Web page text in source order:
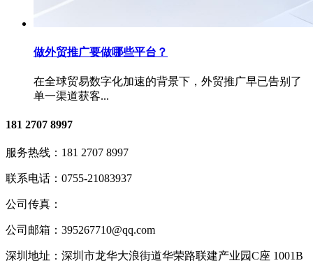
做外贸推广要做哪些平台？
在全球贸易数字化加速的背景下，外贸推广早已告别了
单一渠道获客...
181 2707 8997
服务热线： 181 2707 8997
联系电话： 0755-21083937
公司传真：
公司邮箱： 395267710@qq.com
深圳地址： 深圳市龙华大浪街道华荣路联建产业园C座 1001B